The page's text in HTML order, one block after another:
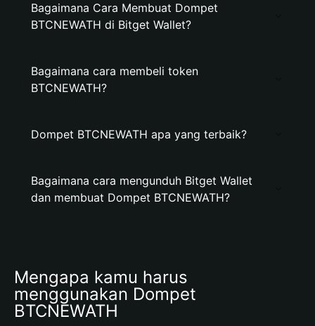
Bagaimana Cara Membuat Dompet
BTCNEWATH di Bitget Wallet?
Bagaimana cara membeli token
BTCNEWATH?
Dompet BTCNEWATH apa yang terbaik?
Bagaimana cara mengunduh Bitget Wallet
dan membuat Dompet BTCNEWATH?
Mengapa kamu harus
menggunakan Dompet
BTCNEWATH